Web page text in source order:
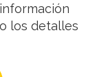
los detalles